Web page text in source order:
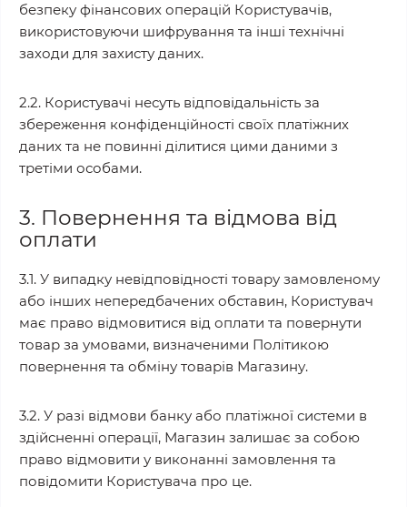
безпеку фінансових операцій Користувачів,
використовуючи шифрування та інші технічні
заходи для захисту даних.
2.2. Користувачі несуть відповідальність за
збереження конфіденційності своїх платіжних
даних та не повинні ділитися цими даними з
третіми особами.
3. Повернення та відмова від
оплати
3.1. У випадку невідповідності товару замовленому
або інших непередбачених обставин, Користувач
має право відмовитися від оплати та повернути
товар за умовами, визначеними Політикою
повернення та обміну товарів Магазину.
3.2. У разі відмови банку або платіжної системи в
здійсненні операції, Магазин залишає за собою
право відмовити у виконанні замовлення та
повідомити Користувача про це.